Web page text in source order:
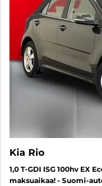
Kia Rio
1,0 T-GDI ISG 100hv EX
maksuaikaa! - Suomi-